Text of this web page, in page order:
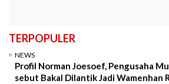
TERPOPULER
NEWS
Profil Norman Joesoef, Pengusaha
sebut Bakal Dilantik Jadi Wamenhan